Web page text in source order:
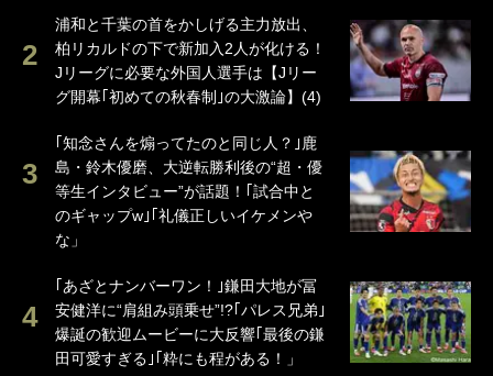
浦和と千葉の首をかしげる主力放出、
柏リカルドの下で新加入2人が化ける！
Jリーグに必要な外国人選手は【Jリー
グ開幕｢初めての秋春制｣の大激論】(4)
｢知念さんを煽ってたのと同じ人？｣鹿
島・鈴木優磨、大逆転勝利後の“超・優
等生インタビュー”が話題！｢試合中と
のギャップw｣｢礼儀正しいイケメンや
な」
｢あざとナンバーワン！｣鎌田大地が冨
安健洋に“肩組み頭乗せ”!?｢パレス兄弟｣
爆誕の歓迎ムービーに大反響｢最後の鎌
田可愛すぎる｣｢粋にも程がある！」